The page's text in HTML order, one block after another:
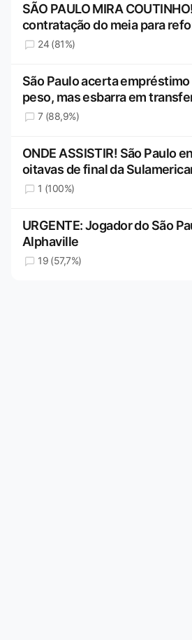
SÃO PAULO MIRA
contratação do meia para
24 (81%)
São Paulo acerta
peso, mas esbarra em
7 (88,9%)
ONDE ASSISTIR! São Paulo
oitavas de final da
1 (100%)
URGENTE: Jogador do São
Alphaville
19 (57,7%)